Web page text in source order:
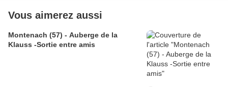
Vous aimerez aussi
Montenach (57) - Auberge de la
Klauss -Sortie entre amis